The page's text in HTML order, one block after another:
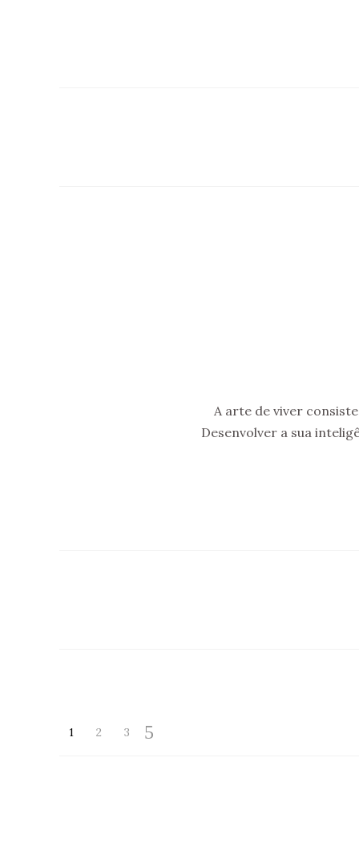
A arte de viver
Desenvolver a sua
1 2 3